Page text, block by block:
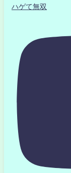
ハゲて無双